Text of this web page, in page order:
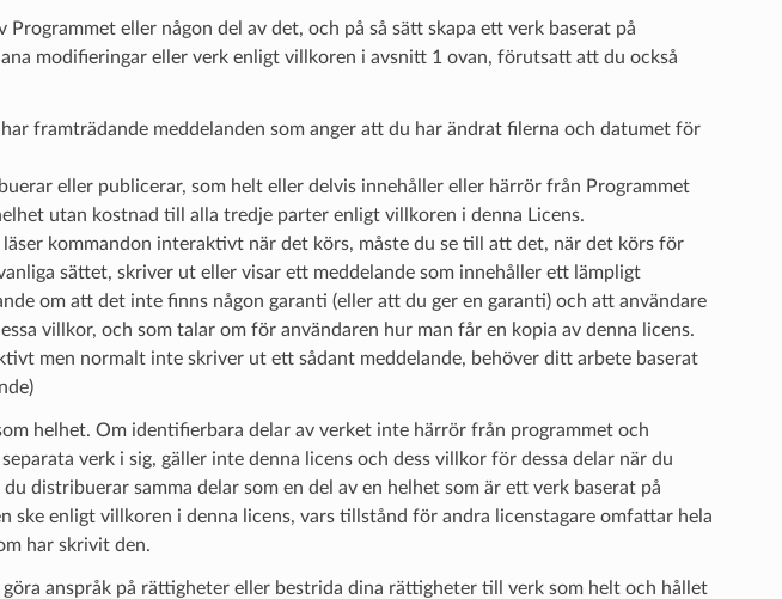
eller någon del av det, och på så sätt skapa ett verk baserat på
modifieringar eller verk enligt villkoren i avsnitt 1 ovan, förutsatt att du också
framträdande meddelanden som anger att du har ändrat filerna och datumet för
eller publicerar, som helt eller delvis innehåller eller härrör från Programmet
utan kostnad till alla tredje parter enligt villkoren i denna Licens.
kommandon interaktivt när det körs, måste du se till att det, när det körs för
sättet, skriver ut eller visar ett meddelande som innehåller ett lämpligt
om att det inte finns någon garanti (eller att du ger en garanti) och att användare
villkor, och som talar om för användaren hur man får en kopia av denna licens.
men normalt inte skriver ut ett sådant meddelande, behöver ditt arbete baserat
helhet. Om identifierbara delar av verket inte härrör från programmet och
verk i sig, gäller inte denna licens och dess villkor för dessa delar när du
distribuerar samma delar som en del av en helhet som är ett verk baserat på
ske enligt villkoren i denna licens, vars tillstånd för andra licenstagare omfattar hela
har skrivit den.
anspråk på rättigheter eller bestrida dina rättigheter till verk som helt och hållet